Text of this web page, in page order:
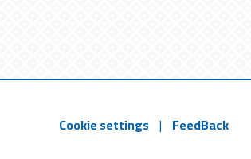
Cookie settings | FeedBack